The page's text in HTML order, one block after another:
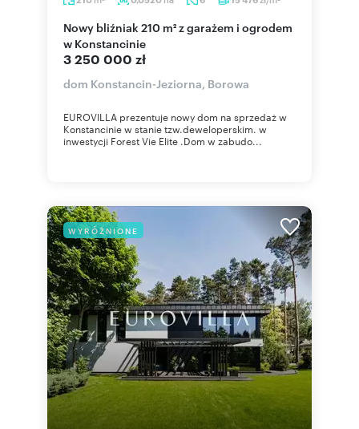
Nowy bliźniak 210 m² z garażem i ogrodem
w Konstancinie
3 250 000 zł
dom Konstancin-Jeziorna, Borowa
EUROVILLA prezentuje nowy dom na sprzedaż w
Konstancinie w stanie tzw.deweloperskim. w
inwestycji Forest Vie Elite .Dom w zabudo...
WYRÓŻNIONE